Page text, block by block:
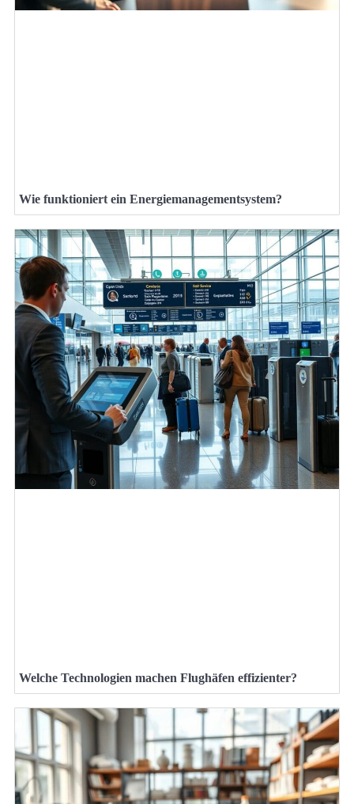
Wie funktioniert ein Energiemanagementsystem?
Welche Technologien machen Flughäfen effizienter?